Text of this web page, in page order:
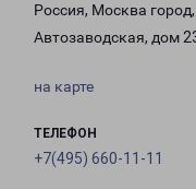
Россия, Москва
Автозаводская, дом
на карте
ТЕЛЕФОН
+7(495) 660-11-11